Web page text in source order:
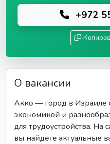
+972
О вакансии
Акко — город в Израиле
экономикой и
для трудоустройства. На
вы найдете актуальные